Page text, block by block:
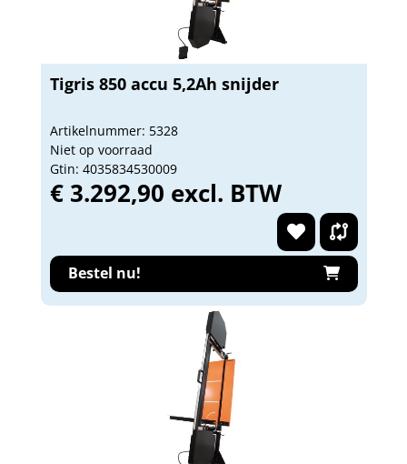
Tigris 850 accu 5,2Ah snijder
Artikelnummer: 5328
Niet op voorraad
Gtin: 4035834530009
€ 3.292,90 excl. BTW
Bestel nu!